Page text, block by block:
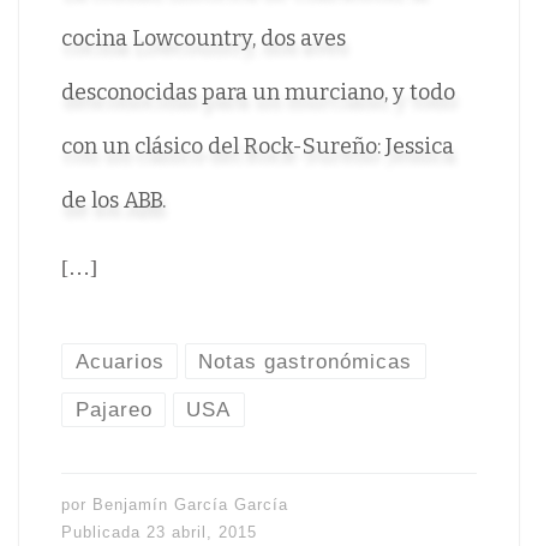
cocina Lowcountry, dos aves
desconocidas para un murciano, y todo
con un clásico del Rock-Sureño: Jessica
de los ABB.
[…]
Acuarios Notas gastronómicas
Pajareo USA
por Benjamín García García
Publicada 23 abril, 2015